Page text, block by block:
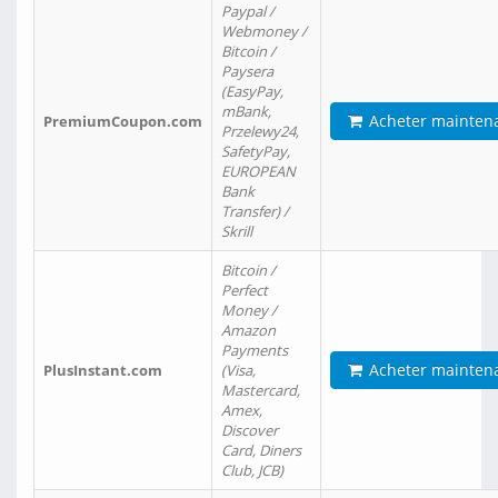
PremiumCoupon.com
Paypal /
Webmoney /
Bitcoin /
Paysera
(EasyPay,
mBank,
Przelewy24,
SafetyPay,
EUROPEAN
Bank
Transfer) /
Skrill
Acheter
PlusInstant.com
Bitcoin /
Perfect
Money /
Amazon
Payments
(Visa,
Mastercard,
Amex,
Discover
Card, Diners
Club, JCB)
Acheter